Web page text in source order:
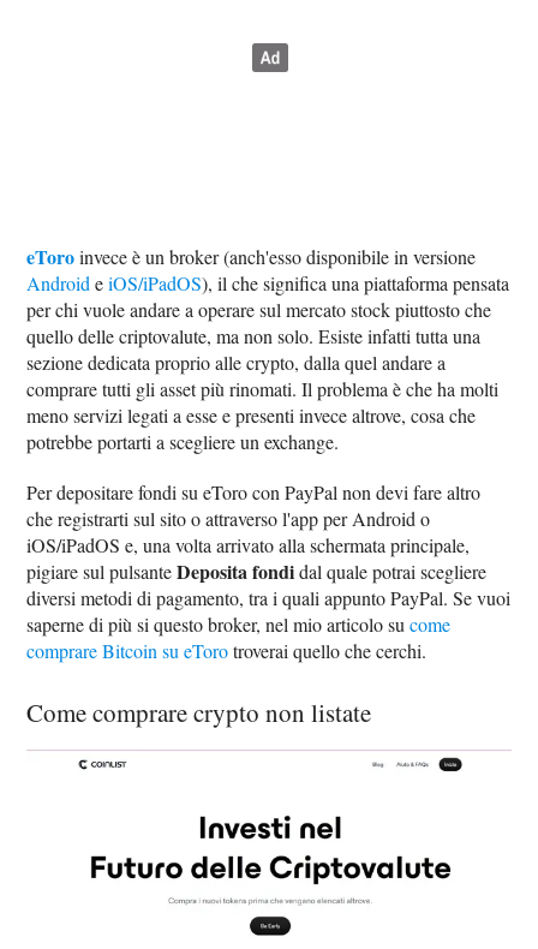
eToroinvece è un broker (anch'esso disponibile in versione
Android eiOS/iPadOS), il che significa una piattaforma pensata
per chi vuole andare a operare sul mercato stock piuttosto che
quello delle criptovalute, ma non solo. Esiste infatti tutta una
sezione dedicata proprio alle crypto, dalla quel andare a
comprare tutti gli asset più rinomati. Il problema è che ha molti
meno servizi legati a esse e presenti invece altrove, cosa che
potrebbe portarti a scegliere un exchange.
Per depositare fondi su eToro con PayPal non devi fare altro
che registrarti sul sito o attraverso l'app per Android o
iOS/iPadOS e, una volta arrivato alla schermata principale,
pigiare sul pulsanteDeposita fondidal quale potrai scegliere
diversi metodi di pagamento, tra i quali appunto PayPal. Se vuoi
saperne di più si questo broker, nel mio articolo sucome
comprare Bitcoin su eTorotroverai quello che cerchi.
Come comprare crypto non listate